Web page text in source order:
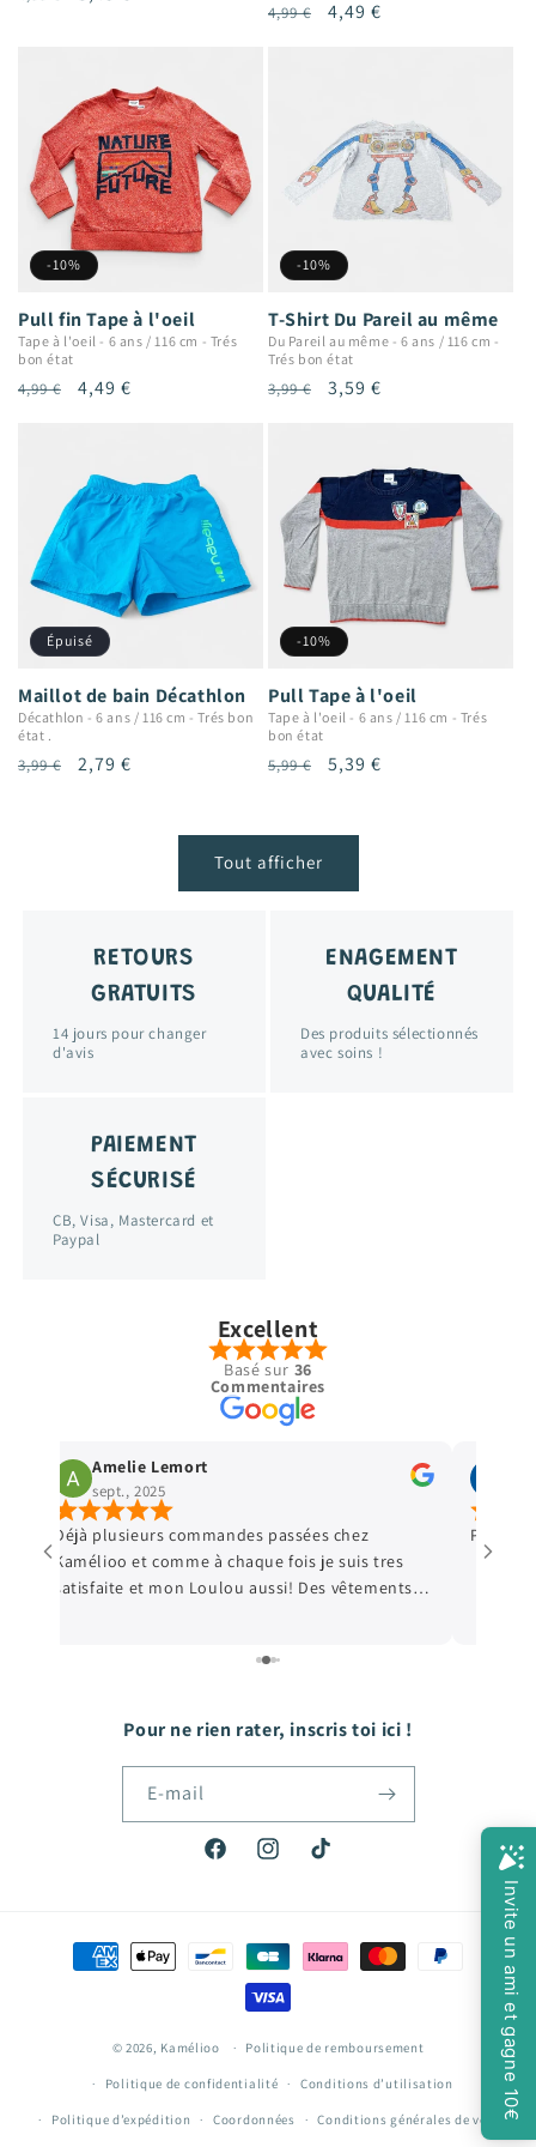
Prix
4,99 €
Prix
4,49 €
-10%
Pull fin Tape à l'oeil
Tape à l'oeil - 6 ans / 116 cm - Trés
bon état
Prix
4,99 €
Prix
4,49 €
-10%
T-Shirt Du Pareil au même
Du Pareil au même -6 ans / 116 cm -
Trés bon état
Prix
3,99 €
Prix
3,59 €
Épuisé
Maillot de bain Décathlon
Décathlon -6 ans / 116 cm -Trés bon
état .
Prix
3,99 €
Prix
2,79 €
-10%
Pull Tape à l'oeil
Tape à l'oeil - 6 ans / 116 cm - Trés
bon état
Prix
5,99 €
Prix
5,39 €
Tout afficher
RETOURS
GRATUITS
14 jours pour changer
d'avis
ENAGEMENT
QUALITÉ
Des produits sélectionnés
avec soins !
PAIEMENT
SÉCURISÉ
CB, Visa, Mastercard et
Paypal
Excellent
Basé sur 36
Commentaires
Amelie Lemort
sept., 2025
Déjà plusieurs commandes passées chez
Kamélioo et comme à chaque fois je suis tres
satisfaite et mon Loulou aussi! Des vêtements
vite! Hâte de passer ma prochaine commande!
Parfait
Pour ne rien rater, inscris toi ici !
E-mail
FacebookInstagramTikTok
Moyens
© 2026, Kamélioo Politique de remboursement
Politique de confidentialité Conditions d’utilisation
Politique d’expédition Coordonnées Conditions générales de vente